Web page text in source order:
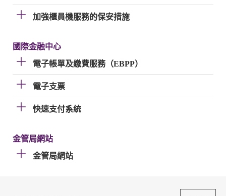
加強櫃員機服務的保安措施
國際金融中心
電子帳單及繳費服務（EBPP）
電子支票
快速支付系統
金管局網站
金管局網站